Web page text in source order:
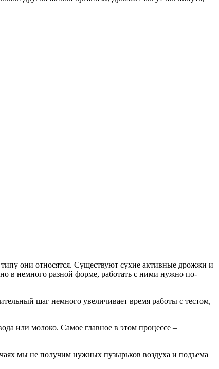
они относятся. Существуют сухие активные дрожжи и
в немного разной форме, работать с ними нужно по-
шаг немного увеличивает время работы с тестом,
или молоко. Самое главное в этом процессе –
мы не получим нужных пузырьков воздуха и подъема